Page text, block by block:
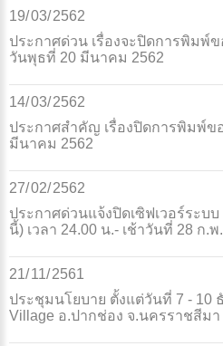
19/03/2562
ประกาศด่วน เรื่องจะปิดการพิมพ์
วันพุธที่ 20 มีนาคม 2562
14/03/2562
ประกาศสำคัญ เรื่องปิดการพิมพ์ข
มีนาคม 2562
27/02/2562
ประกาศด่วนแจ้งปิดเซิฟเวอร์ระบ
นี้) เวลา 24.00 น.- เช้าวันที่ 28 ก.พ
21/11/2561
ประชุมนโยบาย ตั้งแต่วันที่ 7 - 10
Village อ.ปากช่อง จ.นครราชสีมา